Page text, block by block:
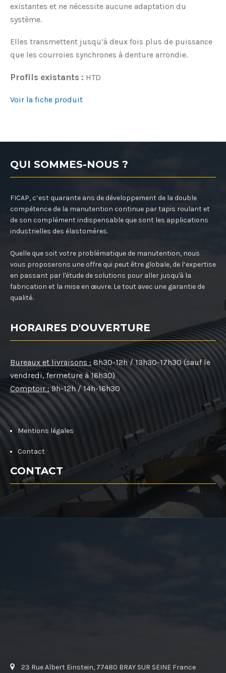
existantes et ne nécessite aucune adaptation du
système.
Elles transmettent jusqu’à deux fois plus de puissance
que les courroies synchrones à denture arrondie.
Profils existants : HTD
Voir la fiche produit
QUI SOMMES-NOUS ?
FICAP, c’est quarante ans de développement de la double
compétence de la manutention continue par tapis roulant et
de son complément indispensable que sont les applications
industrielles des élastomères.
Quelle que soit votre problématique de manutention, nous
vous proposerons une offre qui peut être globale, de l’expertise
en passant par l'étude de solutions pour aller jusqu'à la
fabrication et la mise en œuvre. Le tout avec une garantie de
qualité.
HORAIRES D'OUVERTURE
Bureaux et livraisons : 8h30-12h / 13h30-17h30 (sauf le
vendredi, fermeture à 16h30)
Comptoir : 9h-12h / 14h-16h30
Mentions légales
Contact
CONTACT
23 Rue Albert Einstein, 77480 BRAY SUR SEINE France